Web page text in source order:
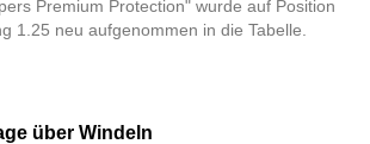
Premium Protection" wurde auf Position
1.25 neu aufgenommen in die Tabelle.
über Windeln